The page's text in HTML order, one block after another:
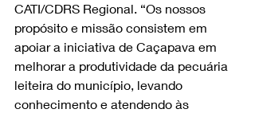
CATI/CDRS Regional. “Os nossos
propósito e missão consistem em
apoiar a iniciativa de Caçapava em
melhorar a produtividade da pecuária
leiteira do município, levando
conhecimento e atendendo às